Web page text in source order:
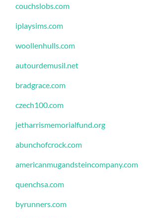
couchslobs.com
iplaysims.com
woollenhulls.com
autourdemusil.net
bradgrace.com
czech100.com
jetharrismemorialfund.org
abunchofcrock.com
americanmugandsteincompany.com
quenchsa.com
byrunners.com